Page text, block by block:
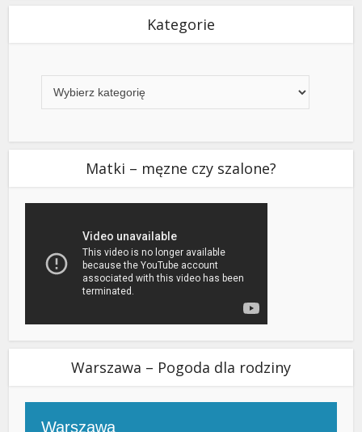
Kategorie
Matki – męzne czy szalone?
Warszawa – Pogoda dla rodziny